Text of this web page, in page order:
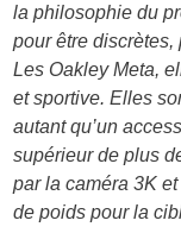
la philosophie du
pour être discrètes,
Les Oakley Meta,
et sportive. Elles
autant qu’un
supérieur de plus
par la caméra 3K
de poids pour la